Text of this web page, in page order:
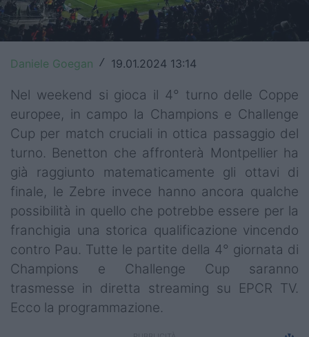
Premiership
Champions Cup
Challenge Cup
World Rugby
Rugby World Cup
Super Rugby
Rugby in TV
Mercato
Serie A Elite
Campionati
Serie A
Daniele Goegan / 19.01.2024 13:14
Nel weekend si gioca il 4° turno delle Coppe
europee, in campo la Champions e Challenge
Cup per match cruciali in ottica passaggio del
turno. Benetton che affronterà Montpellier ha
già raggiunto matematicamente gli ottavi di
finale, le Zebre invece hanno ancora qualche
possibilità in quello che potrebbe essere per la
franchigia una storica qualificazione vincendo
contro Pau. Tutte le partite della 4° giornata di
Champions e Challenge Cup saranno
trasmesse in diretta streaming su EPCR TV.
Ecco la programmazione.